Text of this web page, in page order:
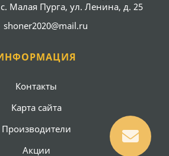
Малая Пурга, ул. Ленина, д. 25
shoner2020@mail.ru
Контакты
Карта сайта
Производители
Акции